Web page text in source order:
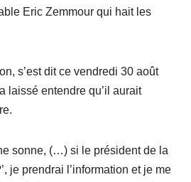
Eric Zemmour qui hait les
s’est dit ce vendredi 30 août
laissé entendre qu’il aurait
sonne, (…) si le président de la
je prendrai l’information et je me